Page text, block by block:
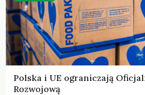
Polska i UE ograniczają
Rozwojową